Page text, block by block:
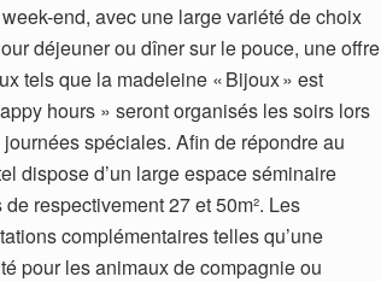
end, avec une large variété de choix
déjeuner ou dîner sur le pouce, une offre
tels que la madeleine « Bijoux » est
hours » seront organisés les soirs lors
spéciales. Afin de répondre au
dispose d’un large espace séminaire
respectivement 27 et 50m². Les
complémentaires telles qu’une
pour les animaux de compagnie ou